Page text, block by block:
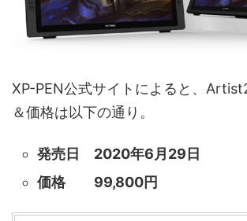
XP-PEN公式サイトによると、
＆価格は以下の通り。
発売日 2020年6月29日
価格 99,800円